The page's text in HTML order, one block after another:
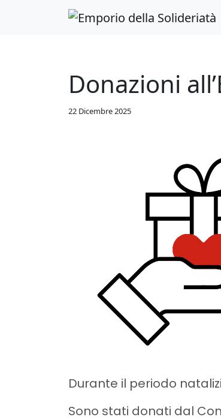
Skip to main content
Donazioni
22 Dicembre 2025
Durante il periodo
Sono stati donati dal